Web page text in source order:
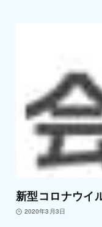
新型コロナウイ
2020年3月3日